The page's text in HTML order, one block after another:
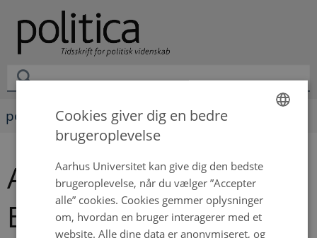
politica
Anne Skorkjær
Binderkrantz
DANISH
Cookies giver dig en bedre
brugeroplevelse
Aarhus Universitet kan give dig den bedste
brugeroplevelse, når du vælger ”Accepter
alle” cookies. Cookies gemmer oplysninger
om, hvordan en bruger interagerer med et
website. Alle dine data er anonymiseret, og